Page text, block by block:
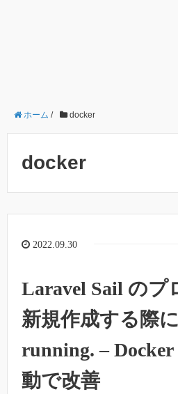
ホーム / docker
docker
2022.09.30
Laravel Sail のプ
新規作成する際
running. – Docker
動で改善